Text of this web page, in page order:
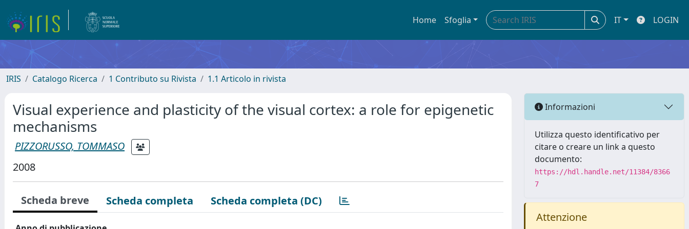
Home Sfoglia IT LOGIN
IRIS Catalogo Ricerca 1 Contributo su Rivista 1.1 Articolo in rivista
Visual experience and plasticity of the visual cortex: a role for epigenetic
mechanisms
PIZZORUSSO, TOMMASO
2008
Scheda breve Scheda completa Scheda completa (DC)
Informazioni
Utilizza questo identificativo per
citare o creare un link a questo
documento:
https://hdl.handle.net/11384/8366
7
Attenzione